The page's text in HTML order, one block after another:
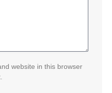
website in this browser